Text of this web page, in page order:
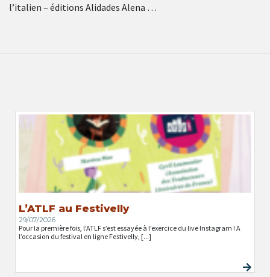
l’italien – éditions Alidades Alena …
L’ATLF au Festivelly
29/07/2026
Pour la première fois, l’ATLF s’est essayée à l’exercice du live Instagram ! A
l’occasion du festival en ligne Festivelly, [...]